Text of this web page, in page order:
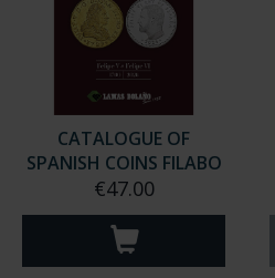
CATALOGUE OF
SPANISH COINS FILABO
€47.00